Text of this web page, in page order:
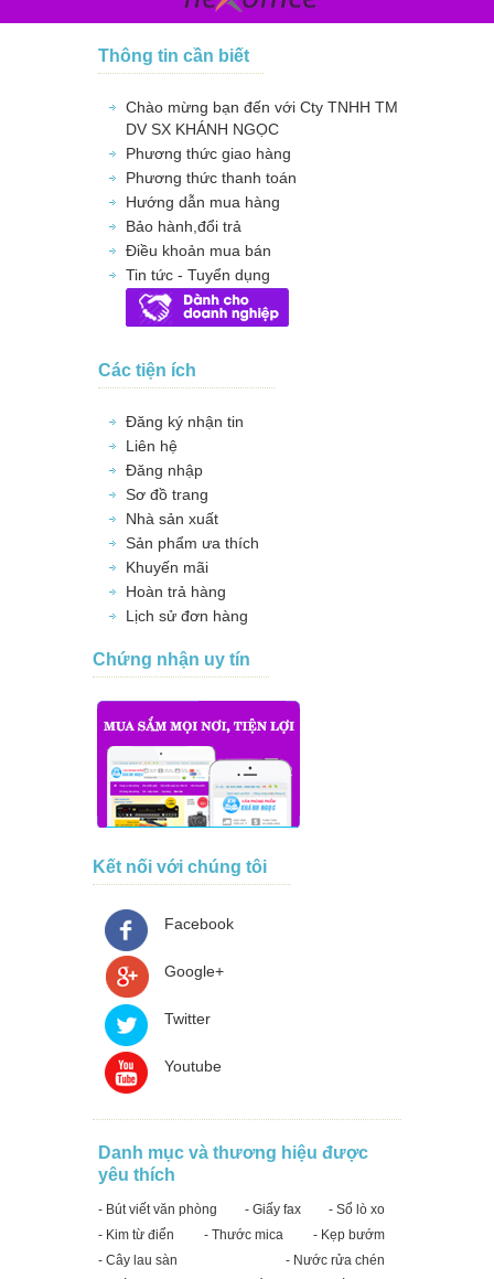
Thông tin cần biết
Chào mừng bạn đến với Cty TNHH TM
DV SX KHÁNH NGỌC
Phương thức giao hàng
Phương thức thanh toán
Hướng dẫn mua hàng
Bảo hành,đổi trả
Điều khoản mua bán
Tin tức - Tuyển dụng
Các tiện ích
Đăng ký nhận tin
Liên hệ
Đăng nhập
Sơ đồ trang
Nhà sản xuất
Sản phẩm ưa thích
Khuyến mãi
Hoàn trả hàng
Lịch sử đơn hàng
Chứng nhận uy tín
Kết nối với chúng tôi
Facebook
Google+
Twitter
Youtube
Danh mục và thương hiệu được
yêu thích
- Bút viết văn phòng - Giấy fax
- Sổ lò xo
- Kim từ điển
- Thước mica
- Kẹp bướm
- Cây lau sàn
- Nước rửa chén